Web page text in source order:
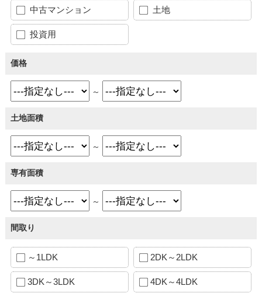
中古マンション 土地
投資用
価格
～
土地面積
～
専有面積
～
間取り
～1LDK 2DK～2LDK
3DK～3LDK 4DK～4LDK